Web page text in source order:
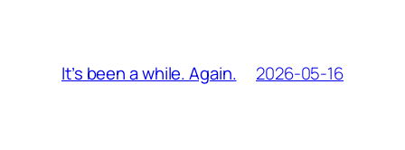
It’s been a while. Again. 2026-05-16